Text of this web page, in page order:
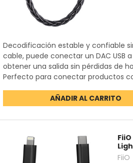
Decodificación estable y confiable
cable, puede conectar un DAC USB
obtener una salida sin pérdidas de
Perfecto para conectar productos
AÑADIR AL CARRITO
FiiO